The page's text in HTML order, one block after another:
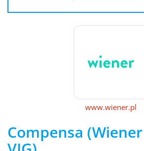
www.wiener.pl
Compensa (Wiener